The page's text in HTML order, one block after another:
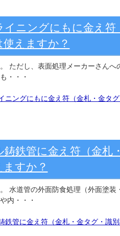
イニングにもに金え符
えますか？
ただし、表面処理メーカーさん
・・・
ニングにもに金え符（金札・金タ
鋳鉄管に金え符（金札
すか？
水道管の外面防食処理（外面塗
内・・・
鉄管に金え符（金札・金タグ・識